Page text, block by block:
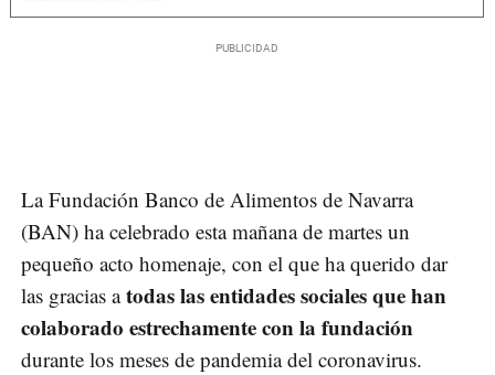
La Fundación Banco de Alimentos de Navarra
(BAN) ha celebrado esta mañana de martes un
pequeño acto homenaje, con el que ha querido dar
las gracias atodas las entidades sociales que han
colaborado estrechamente con la fundación
durante los meses de pandemia del coronavirus.